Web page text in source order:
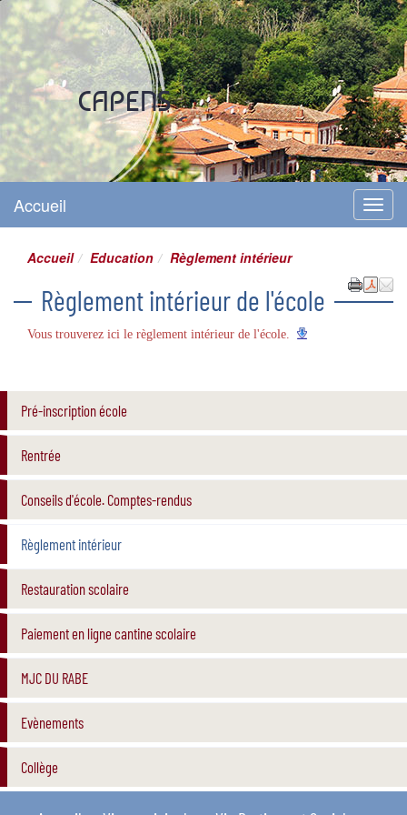
CAPENS
Site officiel
Menu
Accueil
Accueil Education Règlement intérieur
Règlement intérieur de l'école
Vous trouverez ici le règlement intérieur de l'école.
Pré-inscription école
Rentrée
Conseils d'école. Comptes-rendus
Règlement intérieur
Restauration scolaire
Paiement en ligne cantine scolaire
MJC DU RABE
Evènements
Collège